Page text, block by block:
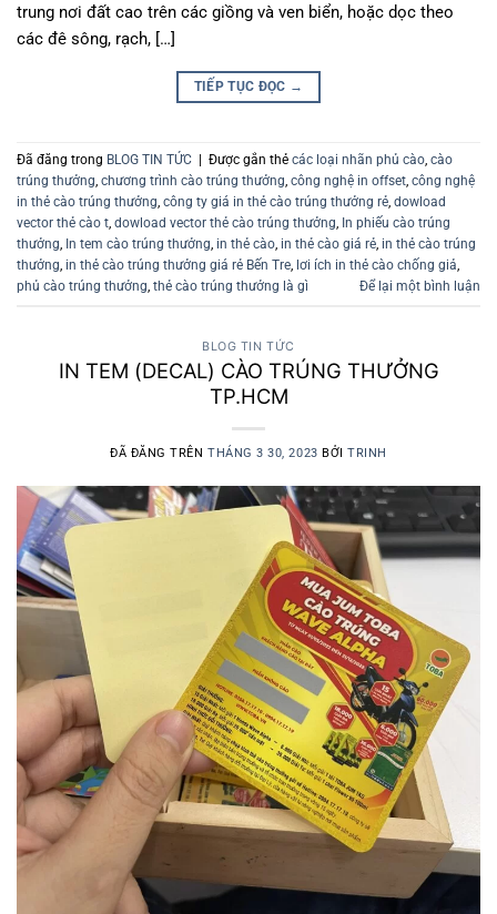
trung nơi đất cao trên các giồng và ven biển, hoặc dọc theo
các đê sông, rạch, […]
TIẾP TỤC ĐỌC →
Đã đăng trong BLOG TIN TỨC | Được gắn thẻ các loại nhãn phủ cào cào
trúng thưởng chương trình cào trúng thưởng công nghệ in offset công nghệ
in thẻ cào trúng thưởng công ty giá in thẻ cào trúng thưởng rẻ dowload
vector thẻ cào t dowload vector thẻ cào trúng thưởng In phiếu cào trúng
thưởng In tem cào trúng thưởng in thẻ cào in thẻ cào giá rẻ in thẻ cào trúng
thưởng in thẻ cào trúng thưởng giá rẻ Bến Tre lơi ích in thẻ cào chống giả
phủ cào trúng thưởng thẻ cào trúng thưởng là gì Để lại một bình luận
BLOG TIN TỨC
IN TEM (DECAL) CÀO TRÚNG THƯỞNG
TP.HCM
ĐÃ ĐĂNG TRÊN THÁNG 3 30, 2023 BỞITRINH